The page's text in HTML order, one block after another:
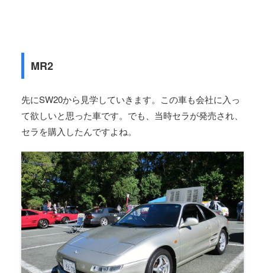
MR2
先にSW20から見学していきます。この車も会社に入っ
て欲しいと思った車です。でも、当時セラが発売され、
セラを購入したんですよね。